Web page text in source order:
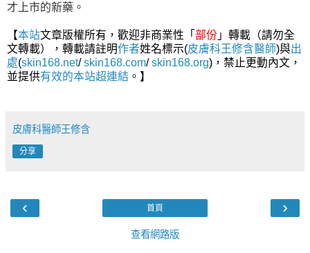
才上市的新藥。
【本站文章版權所有，歡迎非商業性「 部份 」轉載（請勿全
文轉載），轉載請註明作者姓名標示(皮膚科王修含醫師)與出
處(skin168.net/skin168.com/skin168.org)，禁止更動內文，
並提供有效的本站超連結 。】
皮膚科醫師王修含
分享
‹ ›
首頁
查看網路版